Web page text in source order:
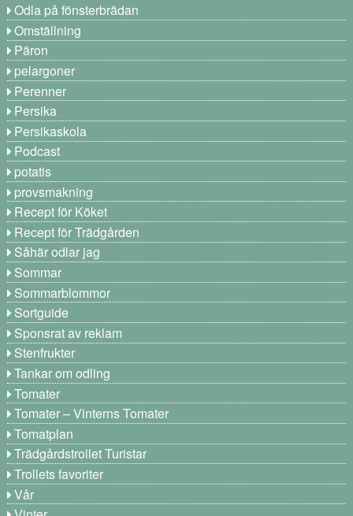
Odla på fönsterbrädan
Omställning
Päron
pelargoner
Perenner
Persika
Persikaskola
Podcast
potatis
provsmakning
Recept för Köket
Recept för Trädgården
Såhär odlar jag
Sommar
Sommarblommor
Sortguide
Sponsrat av reklam
Stenfrukter
Tankar om odling
Tomater
Tomater – Vinterns Tomater
Tomatplan
Trädgårdstrollet Turistar
Trollets favoriter
Vår